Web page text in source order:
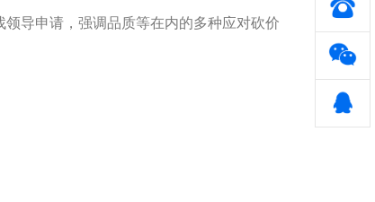
导申请，强调品质等在内的多种应对砍价